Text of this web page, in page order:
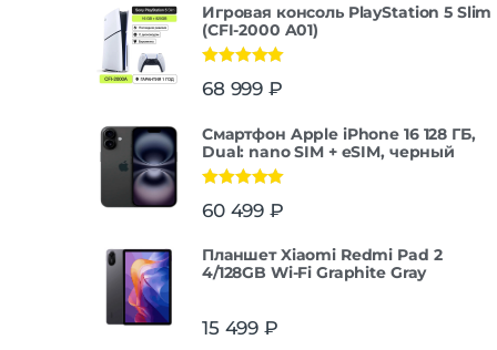
Игровая консоль PlayStation 5 Slim
(CFI-2000 A01)
из 5
68 999 ₽
Смартфон Apple iPhone 16 128 ГБ,
Dual: nano SIM + eSIM, черный
из 5
60 499 ₽
Планшет Xiaomi Redmi Pad 2
4/128GB Wi-Fi Graphite Gray
15 499 ₽